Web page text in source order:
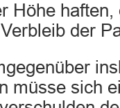
Höhe haften,
der
müsse sich